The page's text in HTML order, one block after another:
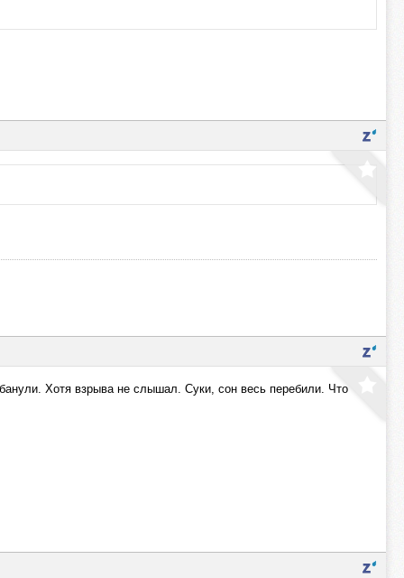
Хотя взрыва не слышал. Суки, сон весь перебили. Что